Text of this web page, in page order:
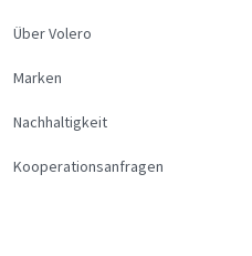
Über Volero
Marken
Nachhaltigkeit
Kooperationsanfragen